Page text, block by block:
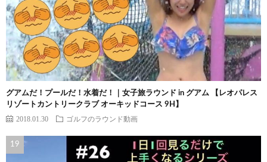
グアムだ！プールだ！水着だ！｜女子旅ラウンド in グアム 【レオパレス
リゾートカントリークラブ オーキッドコース 9H】
2018.01.30 ゴルフのラウンド動画